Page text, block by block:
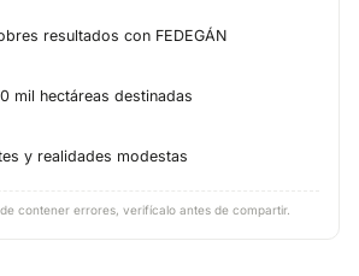
resultados con FEDEGÁN
mil hectáreas destinadas
y realidades modestas
contener errores, verifícalo antes de compartir.